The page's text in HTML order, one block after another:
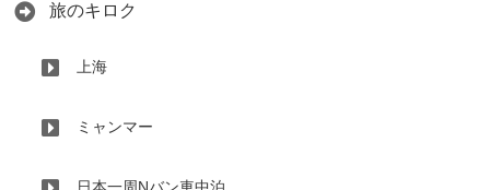
旅のキロク
上海
ミャンマー